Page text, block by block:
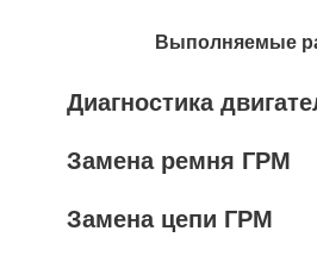
Выполняемые
Диагностика
Замена ремня ГРМ
Замена цепи ГРМ